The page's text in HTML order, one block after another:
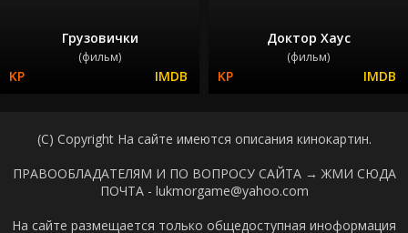
Грузовички
(фильм)
Доктор Хаус
(фильм)
(C) Copyright На сайте имеются описания кинокартин.
ПРАВООБЛАДАТЕЛЯМ И ПО ВОПРОСУ САЙТА → ЖМИ СЮДА
ПОЧТА - lukmorgame@yahoo.com
На сайте размещается только общедоступная иноформация